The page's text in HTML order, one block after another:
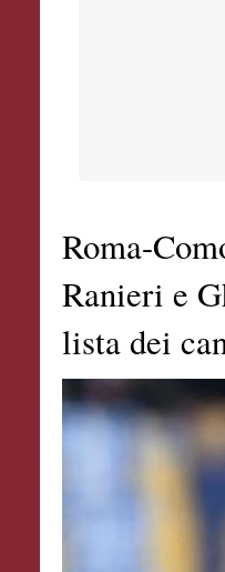
Roma-
Ranieri e
lista dei